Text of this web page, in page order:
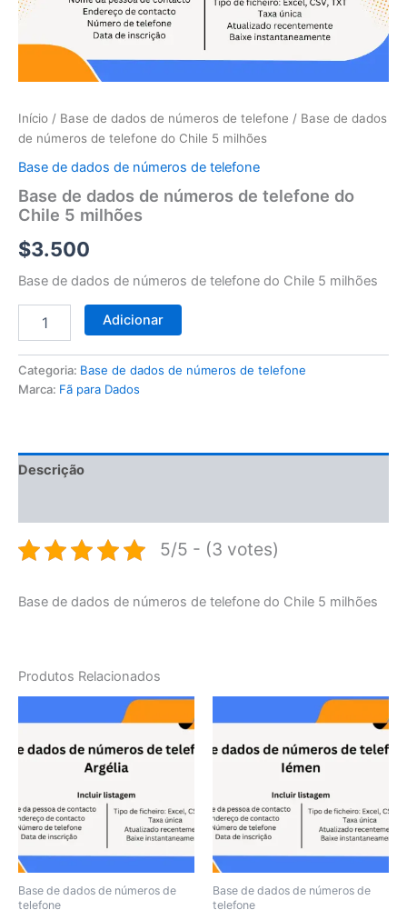
Início / Base de dados de números de telefone / Base de dados
de números de telefone do Chile 5 milhões
Base de dados de números de telefone
Base de dados de números de telefone do
Chile 5 milhões
$3.500
Base de dados de números de telefone do Chile 5 milhões
telefone
do
Chile
milhões
Adicionar
Categoria: Base de dados de números de telefone
Marca: Fã para Dados
Descrição
5/5 - (3 votes)
Base de dados de números de telefone do Chile 5 milhões
Produtos Relacionados
Base de dados de números de
telefone
Base de dados de números de
telefone